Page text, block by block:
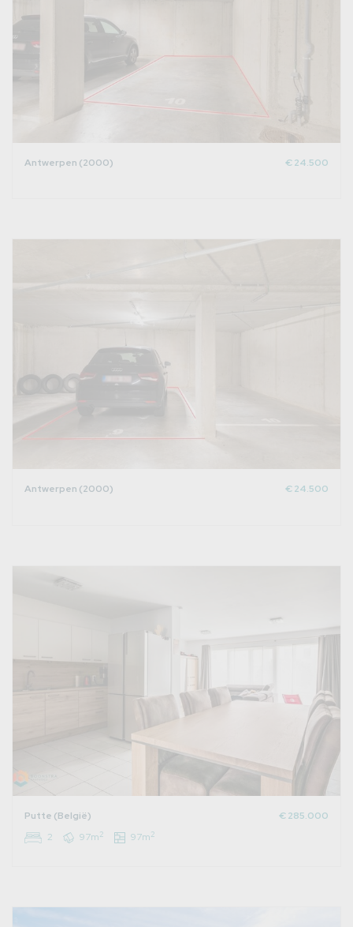
Antwerpen (2000) € 24.500
Antwerpen (2000) € 24.500
Putte (België)
€ 285.000
2
97m2 97m2